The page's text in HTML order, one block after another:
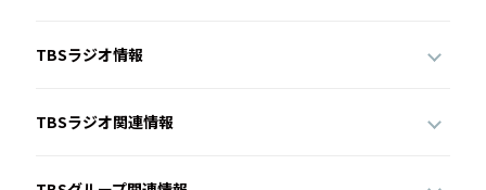
TBSラジオ情報
TBSラジオ関連情報